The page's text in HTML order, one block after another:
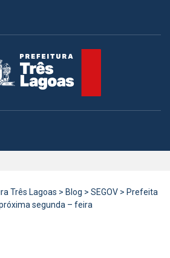
Três Lagoas > Blog > SEGOV > Prefeita
segunda – feira